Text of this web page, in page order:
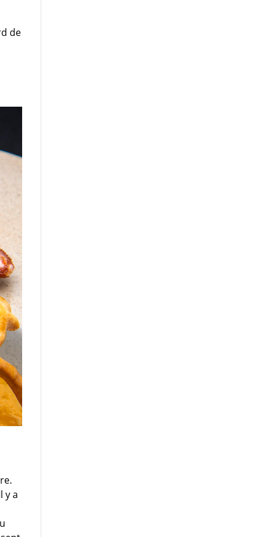
de
y a